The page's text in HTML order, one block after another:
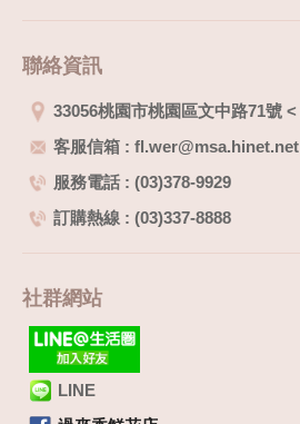
聯絡資訊
33056桃園市桃園區文中路71號 <
客服信箱 : fl.wer@msa.hinet.net
服務電話 : (03)378-9929
訂購熱線 : (03)337-8888
社群網站
LINE